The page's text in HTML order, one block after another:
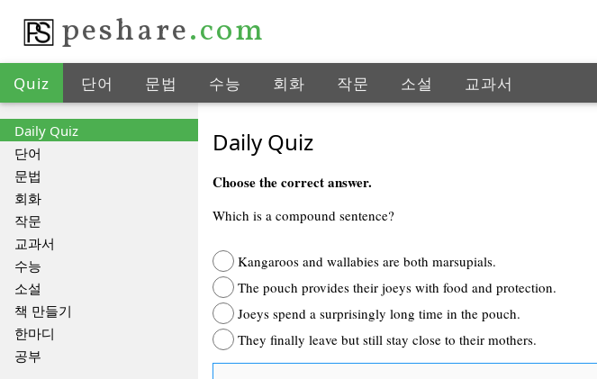
peshare.com
Quiz 단어 문법 수능 회화 작문 소설 교과서
Daily Quiz
단어
문법
회화
작문
교과서
수능
소설
책 만들기
한마디
공부
Daily Quiz
Choose the correct answer.
Which is a compound sentence?
Kangaroos and wallabies are both marsupials.
The pouch provides their joeys with food and protection.
Joeys spend a surprisingly long time in the pouch.
They finally leave but still stay close to their mothers.